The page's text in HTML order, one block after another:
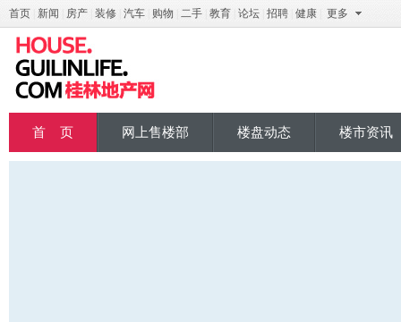
首页 新闻 房产 装修 汽车 购物 二手 教育 论坛 招聘 健康 更多
首 页 网上售楼部 楼盘动态 楼市资讯